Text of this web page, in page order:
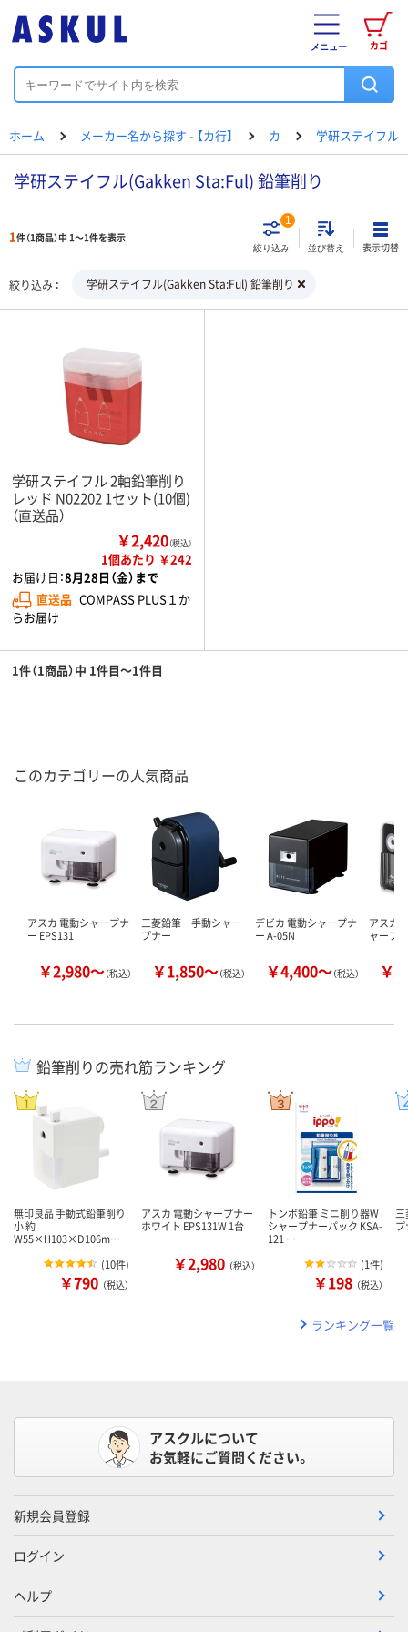
カゴ
メニュー
ホーム メーカー名から探す - 【カ行】 カ 学研ステイフル
学研ステイフル(Gakken Sta:Ful) 鉛筆削り
1件（1商品）中 1～1件を表示
絞り込み
1
並び替え 表示切替
絞り込み 学研ステイフル(Gakken Sta:Ful) 鉛筆削り
学研ステイフル 2軸鉛筆削り
レッド N02202 1セット(10個)
（直送品）
￥2,420（税込）
1個あたり ￥242
お届け日：8月28日（金）まで
直送品 COMPASS PLUS１か
らお届け
1件（1商品）中 1件目～1件目
このカテゴリーの人気商品
アスカ 電動シャープナ
ー EPS131
￥2,980～（税込）
三菱鉛筆 手動シャー
プナー
￥1,850～（税込）
デビカ 電動シャープナ
ー A-05N
￥4,400～（税込）
アスカ
ャープ
￥
鉛筆削りの売れ筋ランキング
無印良品 手動式鉛筆削り
小 約
W55×H103×D106m…
(10件)
￥790 （税込）
アスカ 電動シャープナー
ホワイト EPS131W 1台
￥2,980 （税込）
トンボ鉛筆 ミニ削り器W
シャープナーパック KSA-
121 …
(1件)
￥198 （税込）
ランキング一覧
アスクルについて
お気軽にご質問ください。
新規会員登録
ログイン
ヘルプ